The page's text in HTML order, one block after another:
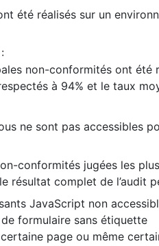
été réalisés sur un
non-conformités ont été
à 94% et le taux
ne sont pas accessibles
conformités jugées les
résultat complet de l’audit
JavaScript non
formulaire sans étiquette
page ou même